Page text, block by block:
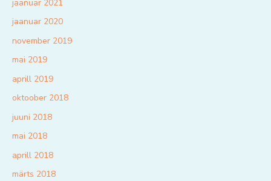
jaanuar 2021
jaanuar 2020
november 2019
mai 2019
aprill 2019
oktoober 2018
juuni 2018
mai 2018
aprill 2018
märts 2018